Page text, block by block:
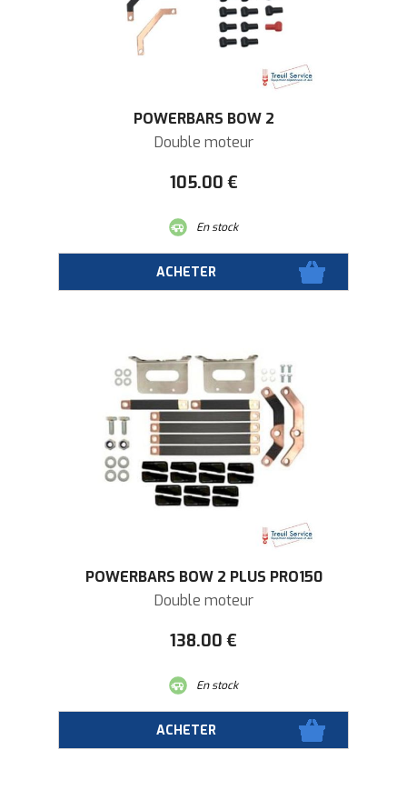
POWERBARS BOW 2
Double moteur
105.00 €
En stock
POWERBARS BOW 2 PLUS PRO150
Double moteur
138.00 €
En stock